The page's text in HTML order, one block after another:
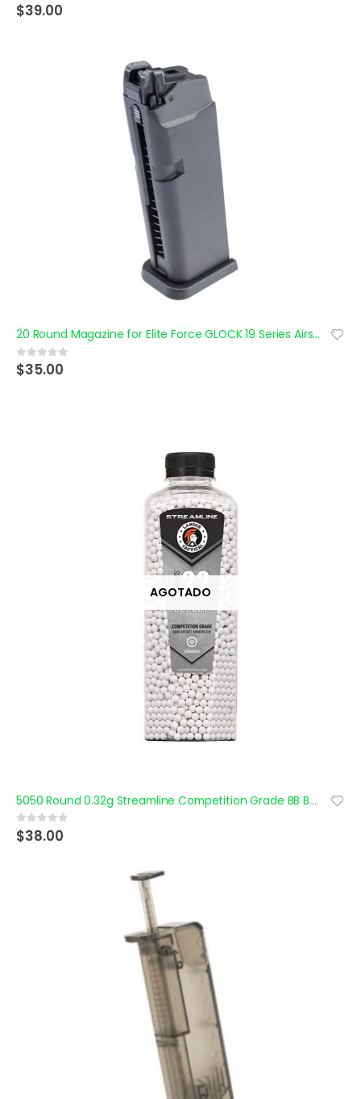
0out of 5
$39.00
20 Round Magazine for Elite Force GLOCK 19 Series Airsoft Pistols with Gas Blowback
0out of 5
$35.00
AGOTADO
5050 Round 0.32g Streamline Competition Grade BB Bottle
0out of 5
$38.00